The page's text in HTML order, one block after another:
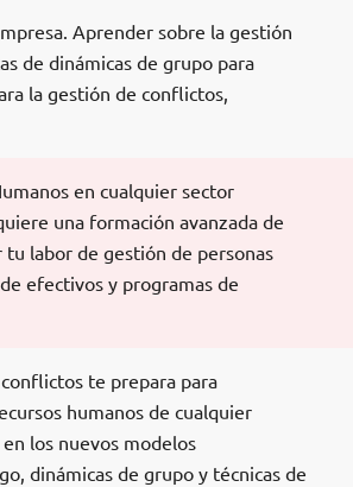
Aprender sobre la gestión
de dinámicas de grupo para
la gestión de conflictos,
en cualquier sector
una formación avanzada de
labor de gestión de personas
efectivos y programas de
te prepara para
humanos de cualquier
los nuevos modelos
dinámicas de grupo y técnicas de